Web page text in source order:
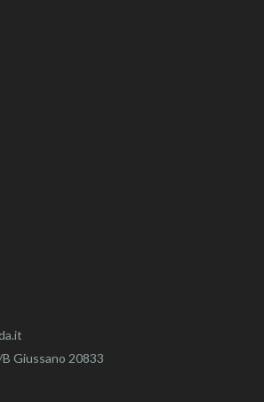
Giussano 20833